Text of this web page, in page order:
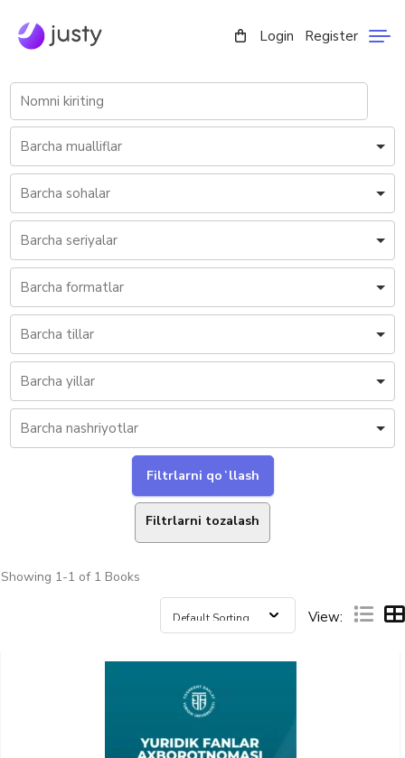
Login Register
Filtrlarni tozalash
Showing 1-1 of 1 Books
View: